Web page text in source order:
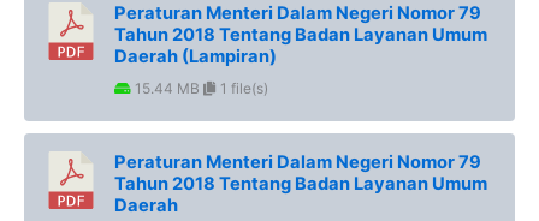
Peraturan Menteri Dalam Negeri Nomor 79
Tahun 2018 Tentang Badan Layanan Umum
Daerah (Lampiran)
15.44 MB 1 file(s)
Peraturan Menteri Dalam Negeri Nomor 79
Tahun 2018 Tentang Badan Layanan Umum
Daerah